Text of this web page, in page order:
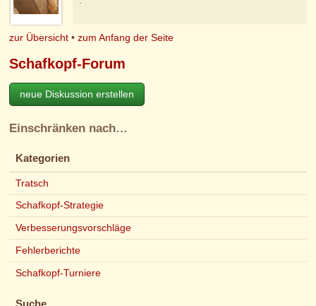
zur Übersicht •zum Anfang der Seite
Schafkopf-Forum
neue Diskussion erstellen
Einschränken nach…
Kategorien
Tratsch
Schafkopf-Strategie
Verbesserungsvorschläge
Fehlerberichte
Schafkopf-Turniere